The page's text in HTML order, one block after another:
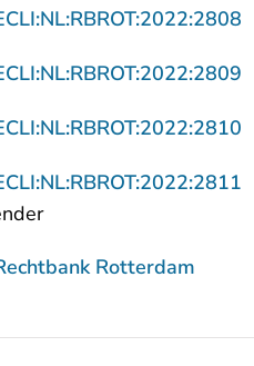
Rotterdam